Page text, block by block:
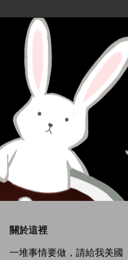
關於這裡
一堆事情要做，請給我美國